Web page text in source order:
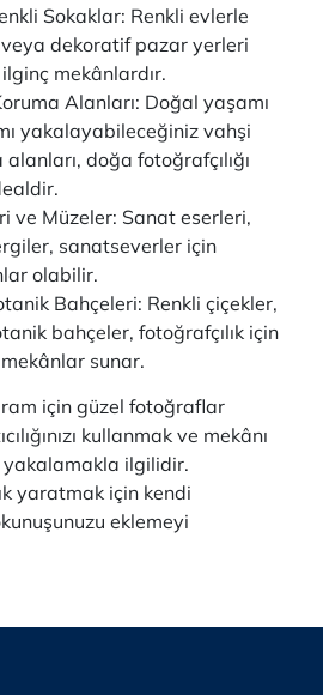
Sokaklar: Renkli evlerle
dekoratif pazar yerleri
mekânlardır.
Alanları: Doğal yaşamı
yakalayabileceğiniz vahşi
doğa fotoğrafçılığı
ve Müzeler: Sanat eserleri,
sanatseverler için
olabilir.
Bahçeleri: Renkli çiçekler,
bahçeler, fotoğrafçılık için
sunar.
için güzel fotoğraflar
kullanmak ve mekânı
yakalamakla ilgilidir.
yaratmak için kendi
eklemeyi